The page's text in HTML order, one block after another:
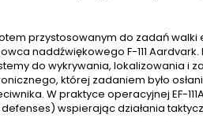
przystosowanym do zadań
naddźwiękowego F-111
do wykrywania, lokalizowania i
której zadaniem było
W praktyce operacyjnej EF-111A
wspierając działania